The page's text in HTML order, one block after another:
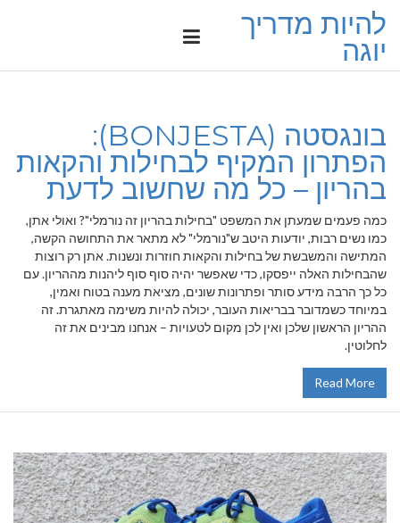
להיות מדריך
יוגה
בונגסטה (BONJESTA):
הפתרון המקיף לבחילות והקאות
בהריון – כל מה שחשוב לדעת
כמה פעמים שמעתן את המשפט "בחילות בהריון זה נורמלי"? ואולי אתן,
כמו נשים רבות, יודעות היטב ש"נורמלי" לא מתאר את התחושה הקשה,
המתישה והמשבשת של בחילות והקאות חוזרות ונשנות. אתן רק רוצות
שהבחילות האלה ייפסקו, כדי שאפשר יהיה סוף סוף ליהנות מההריון. עם
כל כך הרבה מידע סותר ופתרונות שונים, מציאת מענה בטוח ואמין,
במיוחד כשמדובר בבריאות העובר, יכולה להיות משימה מאתגרת. זה
ההריון הראשון שלכן ואין לכן מקום לטעויות – אנחנו מבינים את זה
לחלוטין.
Read More